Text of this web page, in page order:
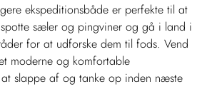
ekspeditionsbåde er perfekte til at
sæler og pingviner og gå i land i
for at udforske dem til fods. Vend
moderne og komfortable
slappe af og tanke op inden næste